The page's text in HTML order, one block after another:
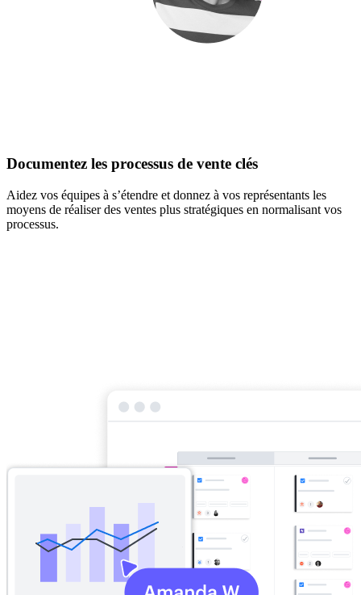
Documentez les processus de vente clés
Aidez vos équipes à s’étendre et donnez à vos représentants les
moyens de réaliser des ventes plus stratégiques en normalisant vos
processus.